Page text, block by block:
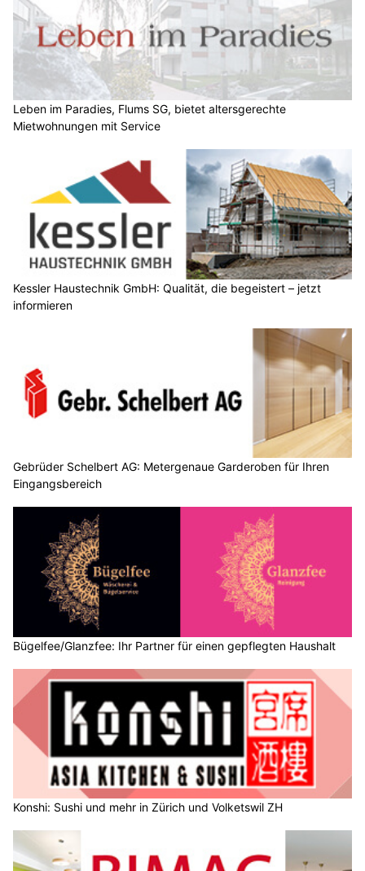
Leben im Paradies, Flums SG, bietet altersgerechte
Mietwohnungen mit Service
Kessler Haustechnik GmbH: Qualität, die begeistert – jetzt
informieren
Gebrüder Schelbert AG: Metergenaue Garderoben für Ihren
Eingangsbereich
Bügelfee/Glanzfee: Ihr Partner für einen gepflegten Haushalt
Konshi: Sushi und mehr in Zürich und Volketswil ZH